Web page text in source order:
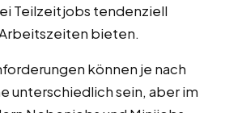
Teilzeitjobs tendenziell
bieten.
können je nach
unterschiedlich sein, aber im